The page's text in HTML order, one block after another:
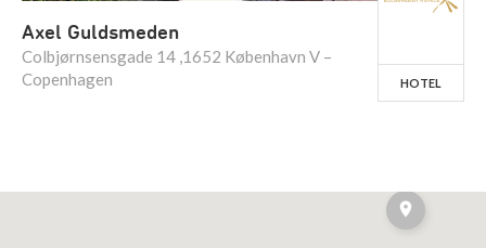
Axel Guldsmeden
Colbjørnsensgade 14 ,1652 København V –
Copenhagen
HOTEL